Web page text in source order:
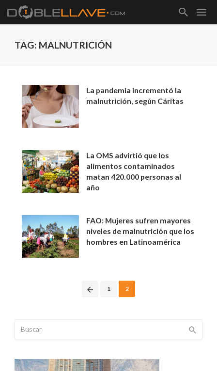
TAG: MALNUTRICIÓN
La pandemia incrementó la
malnutrición, según Cáritas
La OMS advirtió que los
alimentos contaminados
matan 420.000 personas al
año
FAO: Mujeres sufren mayores
niveles de malnutrición que los
hombres en Latinoamérica
1 2